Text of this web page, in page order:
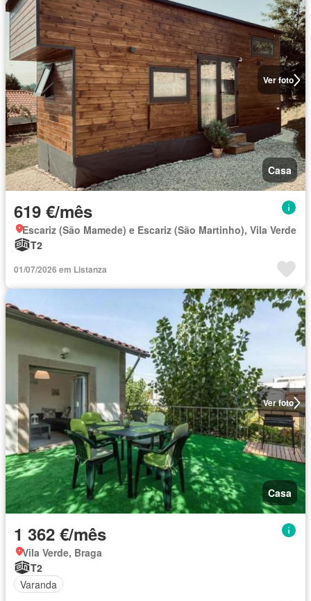
Ver foto
Casa
619 €/mês
Escariz (São Mamede) e Escariz (São Martinho), Vila Verde
T2
01/07/2026 em Listanza
Ver foto
Casa
1 362 €/mês
Vila Verde, Braga
T2
Varanda